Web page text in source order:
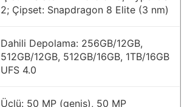
2; Çipset: Snapdragon 8 Elite (3 nm)
Dahili Depolama: 256GB/12GB,
512GB/12GB, 512GB/16GB, 1TB/16GB
UFS 4.0
Üçlü: 50 MP (geniş), 50 MP